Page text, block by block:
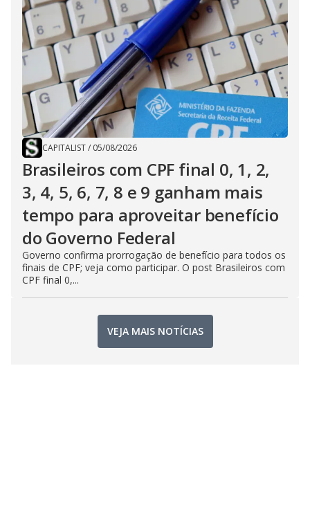
CAPITALIST/ 05/08/2026
Brasileiros com CPF final 0, 1, 2,
3, 4, 5, 6, 7, 8 e 9 ganham mais
tempo para aproveitar benefício
do Governo Federal
Governo confirma prorrogação de benefício para todos os
finais de CPF; veja como participar. O post Brasileiros com
CPF final 0,...
VEJA MAIS NOTÍCIAS